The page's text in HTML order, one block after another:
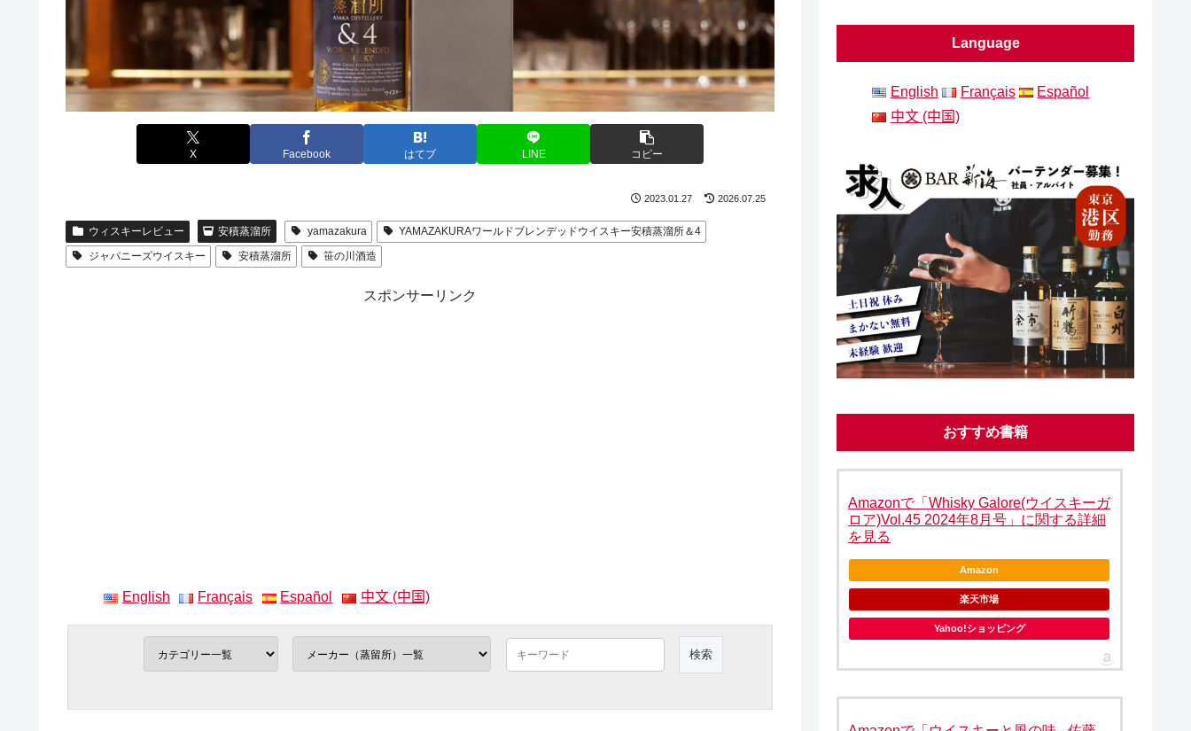
X Facebook はてブ LINE コピー
2023.01.27 2026.07.25
ウィスキーレビュー 安積蒸溜所 yamazakura
YAMAZAKURAワールドブレンデッドウイスキー安積蒸溜所＆4
ジャパニーズウイスキー
安積蒸溜所 笹の川酒造
スポンサーリンク
English Français Español 中文 (中国)
Language
English Français
Español
中文 (中国)
おすすめ書籍
Amazonで「Whisky Galore(ウイスキーガ
ロア)Vol.45 2024年8月号」に関する詳細
を見る
Amazon
楽天市場
Yahoo!ショッピング